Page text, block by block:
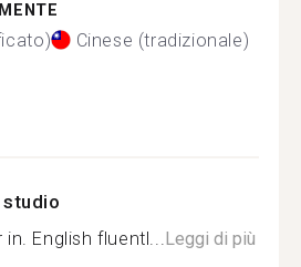
Cinese (tradizionale)
English fluentl...Leggi di più